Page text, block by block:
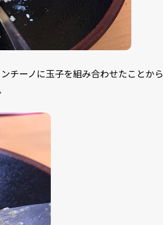
チーノに玉子を組み合わせたことから